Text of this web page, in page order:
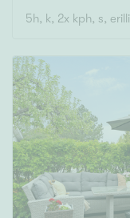
5h, k, 2x kph, s,